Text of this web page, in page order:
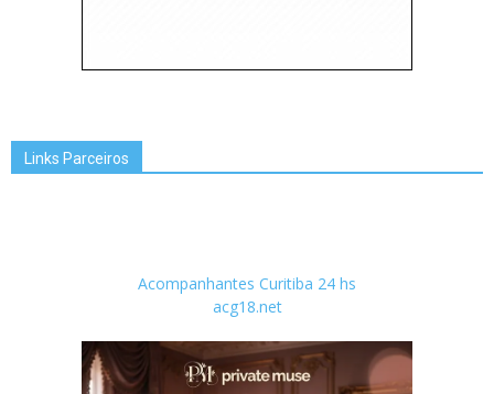
Links Parceiros
Acompanhantes Curitiba 24 hs
acg18.net